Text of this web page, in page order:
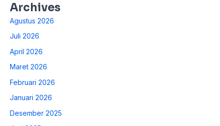
Archives
Agustus 2026
Juli 2026
April 2026
Maret 2026
Februari 2026
Januari 2026
Desember 2025